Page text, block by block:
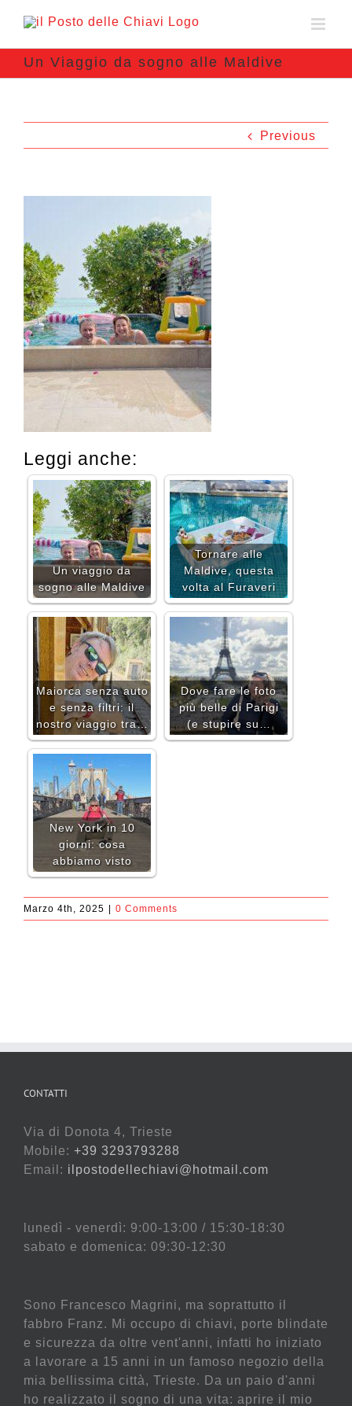
Un Viaggio da sogno alle Maldive
Previous
Leggi anche:
Un viaggio da
sogno alle Maldive
Tornare alle
Maldive, questa
volta al Furaveri
Maiorca senza auto
e senza filtri: il
nostro viaggio tra…
Dove fare le foto
più belle di Parigi
(e stupire su…
New York in 10
giorni: cosa
abbiamo visto
Marzo 4th, 2025 0 Comments
CONTATTI
Via di Donota 4, Trieste
Mobile: +39 3293793288
Email: ilpostodellechiavi@hotmail.com
lunedì - venerdì: 9:00-13:00 / 15:30-18:30
sabato e domenica: 09:30-12:30
Sono Francesco Magrini, ma soprattutto il
fabbro Franz. Mi occupo di chiavi, porte blindate
e sicurezza da oltre vent'anni, infatti ho iniziato
a lavorare a 15 anni in un famoso negozio della
mia bellissima città, Trieste. Da un paio d'anni
ho realizzato il sogno di una vita: aprire il mio